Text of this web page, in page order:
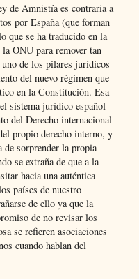
de Amnistía es contraria a
por España (que forman
que se ha traducido en la
ONU para remover tan
de los pilares jurídicos
del nuevo régimen que
en la Constitución. Esa
sistema jurídico español
del Derecho internacional
propio derecho interno, y
sorprender la propia
se extraña de que a la
hacia una auténtica
países de nuestro
de ello ya que la
de no revisar los
se refieren asociaciones
cuando hablan del